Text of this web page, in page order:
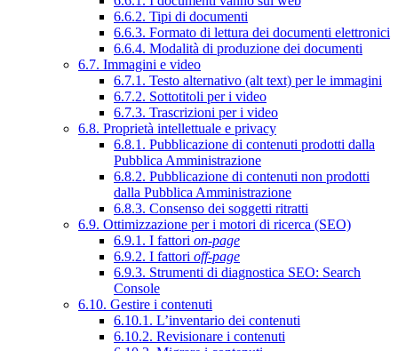
6.6.2. Tipi di documenti
6.6.3. Formato di lettura dei documenti elettronici
6.6.4. Modalità di produzione dei documenti
6.7. Immagini e video
6.7.1. Testo alternativo (alt text) per le immagini
6.7.2. Sottotitoli per i video
6.7.3. Trascrizioni per i video
6.8. Proprietà intellettuale e privacy
6.8.1. Pubblicazione di contenuti prodotti dalla
Pubblica Amministrazione
6.8.2. Pubblicazione di contenuti non prodotti
dalla Pubblica Amministrazione
6.8.3. Consenso dei soggetti ritratti
6.9. Ottimizzazione per i motori di ricerca (SEO)
6.9.1. I fattori on-page
6.9.2. I fattori off-page
6.9.3. Strumenti di diagnostica SEO: Search
Console
6.10. Gestire i contenuti
6.10.1. L’inventario dei contenuti
6.10.2. Revisionare i contenuti